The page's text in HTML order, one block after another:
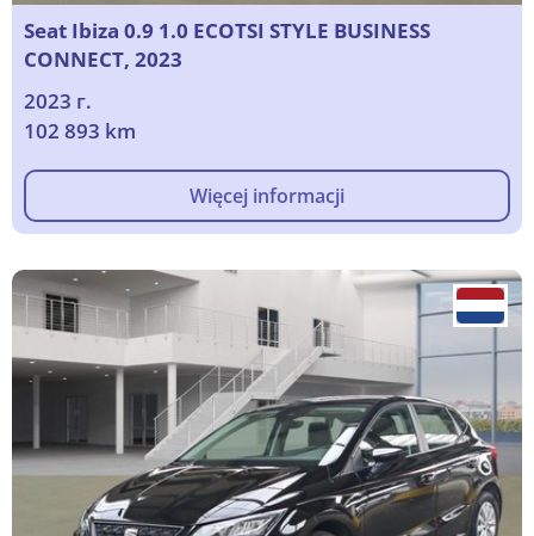
Seat Ibiza 0.9 1.0 ECOTSI STYLE BUSINESS
CONNECT, 2023
2023 г.
102 893 km
Więcej informacji